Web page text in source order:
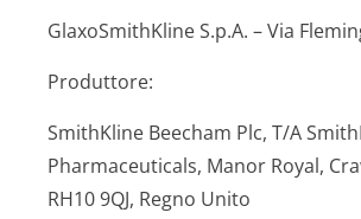
GlaxoSmithKline S.p.A. – Via
Produttore:
SmithKline Beecham Plc, T/A
Pharmaceuticals, Manor Royal,
RH10 9QJ, Regno Unito